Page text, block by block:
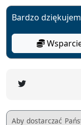
Bardzo
Aby dostarczać